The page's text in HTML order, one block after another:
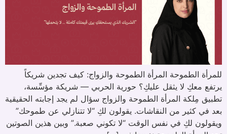
للمرأة الطموحة المرأة الطموحة والزواج: كيف تجدين شريكاً
يرتفع معكِ لا يثقل عليكِ؟ حورية الحربي — شريكة مؤسِّسة،
تطبيق مِلكة المرأة الطموحة والزواج سؤال لم يجد إجابته الحقيقية
بعد في كثير من النقاشات. يقولون لكِ “لا تتنازلي عن طموحك”
ويقولون لكِ في نفس الوقت “لا تكوني صعبة.” وبين هذين الصوتين